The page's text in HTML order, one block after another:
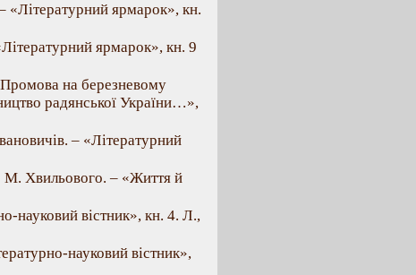
ярмарок», кн.
ярмарок», кн. 9
на березневому
радянської України…»,
– «Літературний
М. Хвильового. – «Життя й
науковий вістник», кн. 4. Л.,
науковий вістник»,